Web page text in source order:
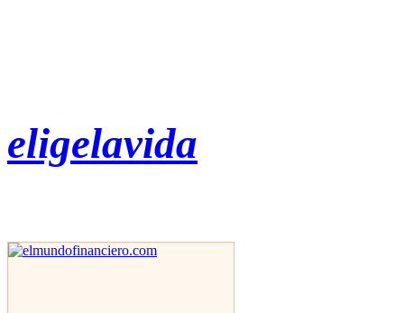
eligelavida